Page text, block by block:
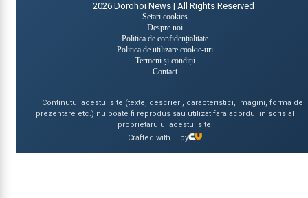
2026 Dorohoi News | All Rights Reserved
Setari cookies
Despre noi
Politica de confidențialitate
Politica de utilizare cookie-uri
Termeni și condiții
Contact
Continutul acestui site (texte, descrieri, caracteristici, imagini, forma de
prezentare etc.) nu poate fi reprodus sau utilizat fara acordul in scris al
proprietarului acestui site.
Crafted with
by